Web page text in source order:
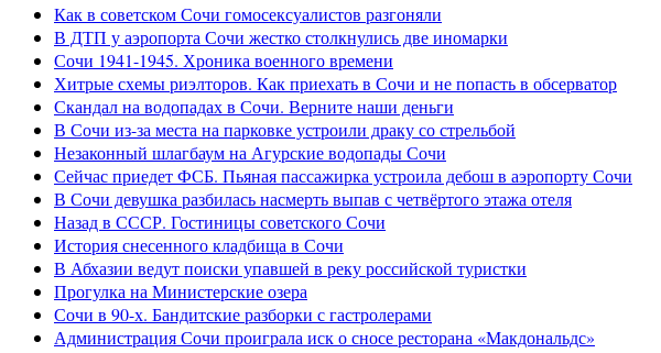
Как в советском Сочи гомосексуалистов разгоняли
В ДТП у аэропорта Сочи жестко столкнулись две иномарки
Сочи 1941-1945. Хроника военного времени
Хитрые схемы риэлторов. Как приехать в Сочи и не попасть в обсерватор
Скандал на водопадах в Сочи. Верните наши деньги
В Сочи из-за места на парковке устроили драку со стрельбой
Незаконный шлагбаум на Агурские водопады Сочи
Сейчас приедет ФСБ. Пьяная пассажирка устроила дебош в аэропорту Сочи
В Сочи девушка разбилась насмерть выпав с четвёртого этажа отеля
Назад в СССР. Гостиницы советского Сочи
История снесенного кладбища в Сочи
В Абхазии ведут поиски упавшей в реку российской туристки
Прогулка на Министерские озера
Сочи в 90-х. Бандитские разборки с гастролерами
Администрация Сочи проиграла иск о сносе ресторана «Макдональдс»